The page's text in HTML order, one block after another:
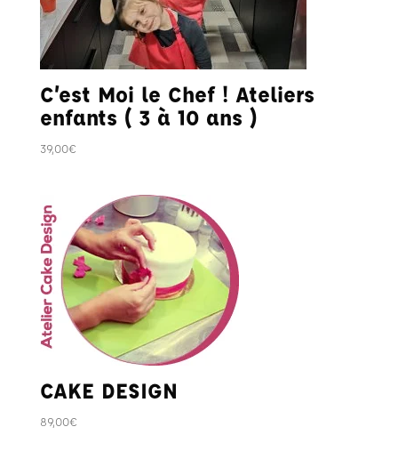
C’est Moi le Chef ! Ateliers
enfants ( 3 à 10 ans )
39,00€
CAKE DESIGN
89,00€